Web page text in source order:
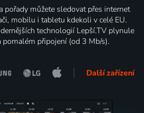
pořady můžete sledovat přes internet
mobilu i tabletu kdekoli v celé EU.
technologií Lepší.TV plynule
pomalém připojení (od 3 Mb/s).
Další zařízení